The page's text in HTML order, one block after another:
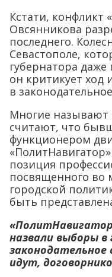
Кстати, конфликт
Овсянникова
последнего.
Севастополе,
губернатора даже
он критикует ход
в
Многие называют
считают, что
функционером
позиция
посвященного во
городской
быть
назвали выборы в
законодательное
идут,